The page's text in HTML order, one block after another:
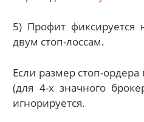
5) Профит фиксируется
двум стоп-лоссам.
Если размер стоп-
(для 4-х значного
игнорируется.